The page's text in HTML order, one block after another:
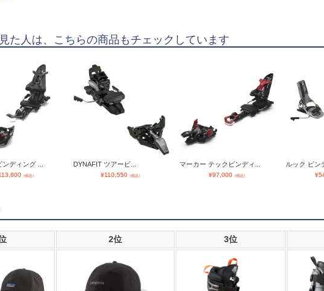
た人は、こちらの商品もチェックしています
ディング ...
（税込）
DYNAFIT ツアービ...
¥110,550 （税込）
マーカー テックビンディ...
¥97,000（税込）
ルック ビン
¥
2位 3位